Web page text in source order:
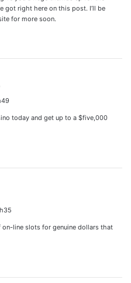
got right here on this post. I’ll be
for more soon.
t
today and get up to a $five,000
line slots for genuine dollars that